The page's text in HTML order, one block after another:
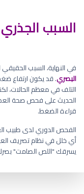
السبب
في النهاية، السبب
البصري. قد يكون ارتفاع
التلف في معظم الحالات،
الحديث على فحص صحة
قراءة الضغط.
الفحص الدوري لدى طبيب
أي خلل في نظام تصريف
يسرقك "اللص الصامت" بصرك